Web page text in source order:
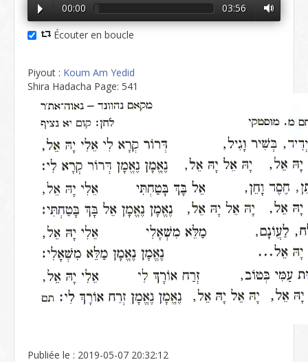
00:00 03:56
Écouter en boucle
Piyout : Koum Am Yedid
Shira Hadacha Page: 541
Publiée le : 2019-05-07 20:32:12